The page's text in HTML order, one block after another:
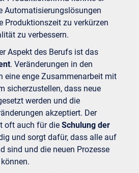
Automatisierungslösungen
Produktionszeit zu verkürzen
zu verbessern.
Aspekt des Berufs ist das
. Veränderungen in den
eine enge Zusammenarbeit mit
sicherzustellen, dass neue
werden und die
akzeptiert. Der
oft auch für die Schulung der
und sorgt dafür, dass alle auf
sind und die neuen Prozesse